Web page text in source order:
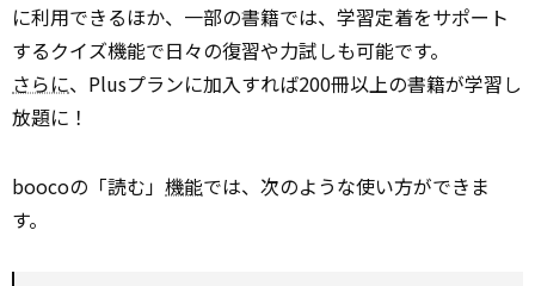
に利用できるほか、一部の書籍では、学習定着をサポート
するクイズ機能で日々の復習や力試しも可能です。
さらに、Plusプランに加入すれば200冊以上の書籍が学習し
放題に！
boocoの「読む」 機能では、次のような使い方ができま
す。